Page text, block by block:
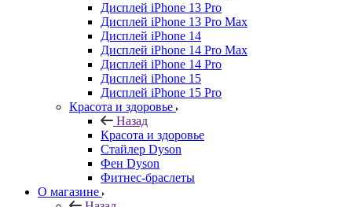
Дисплей iPhone 13 Pro
Дисплей iPhone 13 Pro Max
Дисплей iPhone 14
Дисплей iPhone 14 Pro Max
Дисплей iPhone 14 Pro
Дисплей iPhone 15
Дисплей iPhone 15 Pro
Красота и здоровье
Назад
Красота и здоровье
Стайлер Dyson
Фен Dyson
Фитнес-браслеты
О магазине